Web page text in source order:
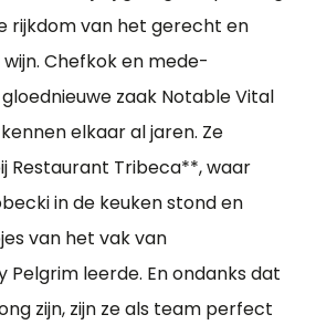
rijkdom van het gerecht en
Chefkok en mede-
zaak Notable Vital
elkaar al jaren. Ze
Restaurant Tribeca**, waar
in de keuken stond en
van het vak van
Pelgrim leerde. En ondanks dat
zijn, zijn ze als team perfect